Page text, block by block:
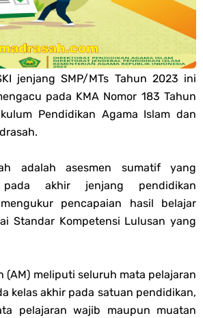
Jenjang SD/MI Tahun 2026 Lengkap
MI, MTs Dan MA Tahun 2026
Dan Tugas Refleksi Modul Pedagogik SKI
PPG 2025
Dan Tugas Refleksi Modul Pedagogik Fiqih
PPG 2025
Dan Tugas Refleksi Modul Pedagogik Akidah
Dan Tugas Refleksi Modul Pedagogik Al-
Qur'an Hadis PPG 2025
jenjang SMP/MTs Tahun 2023 ini
pada KMA Nomor 183 Tahun
Pendidikan Agama Islam dan
adalah asesmen sumatif yang
pada akhir jenjang pendidikan
pencapaian hasil belajar
Standar Kompetensi Lulusan yang
(AM) meliputi seluruh mata pelajaran
kelas akhir pada satuan pendidikan,
pelajaran wajib maupun muatan